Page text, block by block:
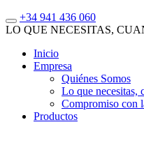
+34 941 436 060
LO QUE NECESITAS,
Inicio
Empresa
Quiénes Somos
Lo que necesitas,
Compromiso con
Productos